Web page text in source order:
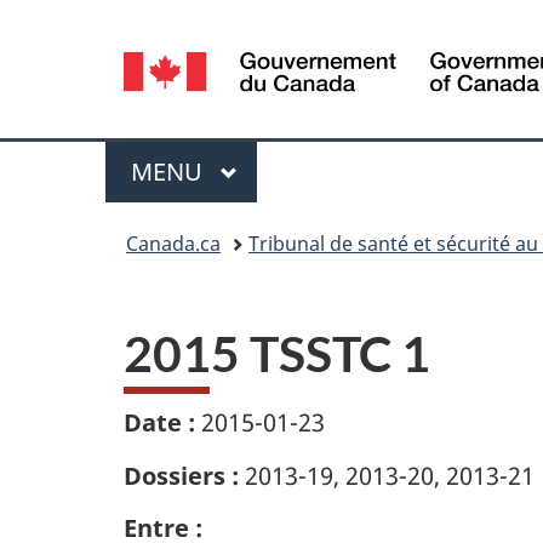
Sélection
de
la
langue
Menu
MENU PRINCIPAL
Canada.ca Tribunal de santé et sécurité au
2015 TSSTC 1
Date : 2015-01-23
Dossiers : 2013-19, 2013-20, 2013-21
Entre :